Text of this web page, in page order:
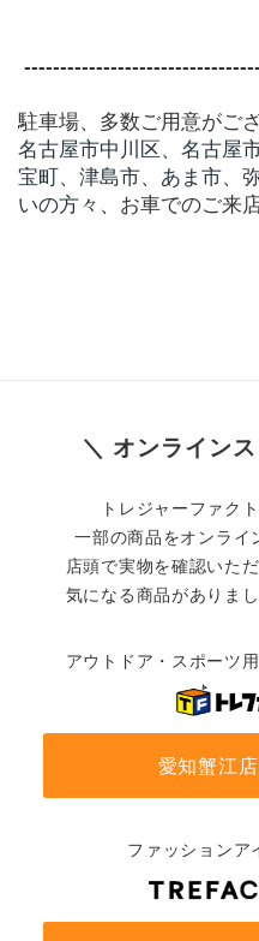
駐車場、多数ご用意がご
名古屋市中川区、名古屋
宝町、津島市、あま市、
いの方々、 お車でのご来
＼ オンライン
トレジャーファク
一部の商品をオンライ
店頭で実物を確認いた
気になる商品がありま
アウトドア・スポーツ
愛知蟹江
ファッションア